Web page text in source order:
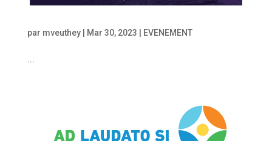
par mveuthey| Mar 30, 2023 EVENEMENT
...